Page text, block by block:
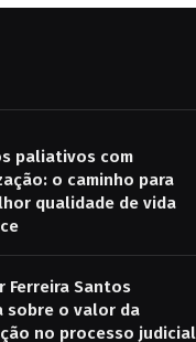
paliativos com
o caminho para
qualidade de vida
Ferreira Santos
sobre o valor da
no processo judicial